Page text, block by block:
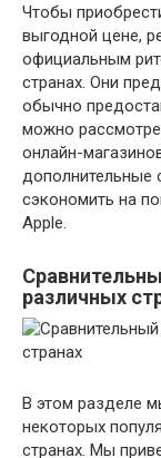
Чтобы
выгодной цене,
официальным
странах. Они
обычно
можно
онлайн-
дополнительные
сэкономить на
Apple.
различных
В этом разделе
некоторых
странах. Мы